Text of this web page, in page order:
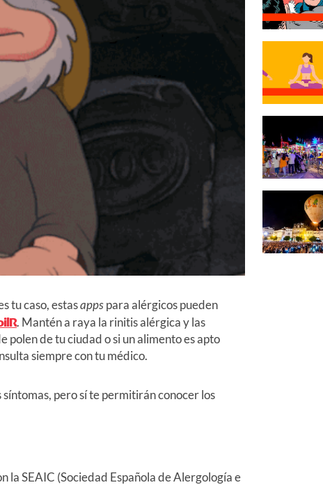
tu caso, estasappspara alérgicos pueden
. Mantén a raya la rinitis alérgica y las
de tu ciudad o si un alimento es apto
siempre con tu médico.
pero sí te permitirán conocer los
SEAIC (Sociedad Española de Alergología e